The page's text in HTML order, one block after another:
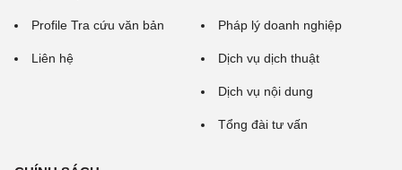
Profile Tra cứu văn bản
Liên hệ
Pháp lý doanh nghiệp
Dịch vụ dịch thuật
Dịch vụ nội dung
Tổng đài tư vấn